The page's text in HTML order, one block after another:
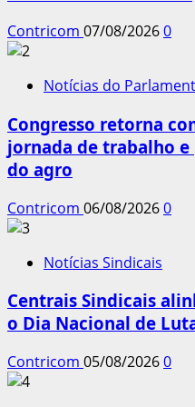
Contricom 07/08/20260
Notícias do
Congresso retorna
jornada de trabalho
do agro
Contricom 06/08/20260
Notícias Sindicais
Centrais Sindicais
o Dia Nacional de
Contricom 05/08/20260